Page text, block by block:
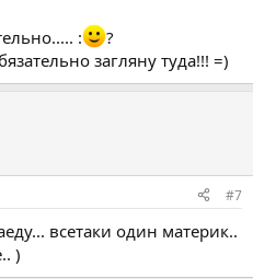
:
?
загляну туда!!! =)
#7
всетаки один материк..
)